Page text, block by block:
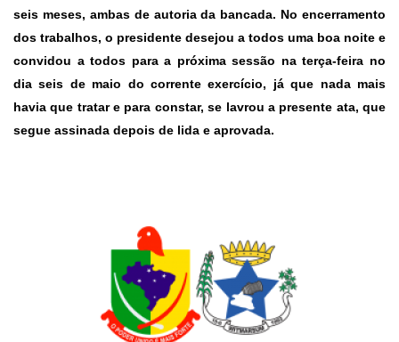
seis meses, ambas de autoria da bancada. No encerramento
dos trabalhos, o presidente desejou a todos uma boa noite e
convidou a todos para a próxima sessão na terça-feira no
dia seis de maio do corrente exercício, já que nada mais
havia que tratar e para constar, se lavrou a presente ata, que
segue assinada depois de lida e aprovada.